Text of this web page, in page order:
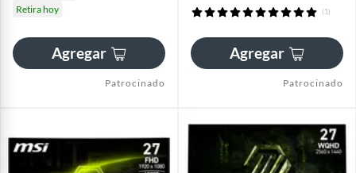
Retira hoy
Agregar
Patrocinado
(1)
Agregar
Patrocinado